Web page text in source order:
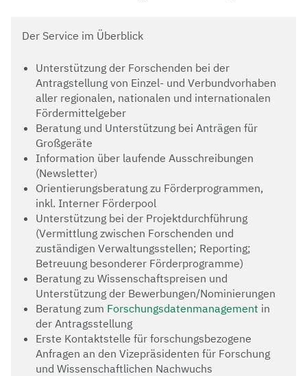
Der Service im Überblick
Unterstützung der Forschenden bei der
Antragstellung von Einzel- und Verbundvorhaben
aller regionalen, nationalen und internationalen
Fördermittelgeber
Beratung und Unterstützung bei Anträgen für
Großgeräte
Information über laufende Ausschreibungen
(Newsletter)
Orientierungsberatung zu Förderprogrammen,
inkl. Interner Förderpool
Unterstützung bei der Projektdurchführung
(Vermittlung zwischen Forschenden und
zuständigen Verwaltungsstellen; Reporting;
Betreuung besonderer Förderprogramme)
Beratung zu Wissenschaftspreisen und
Unterstützung der Bewerbungen/Nominierungen
Beratung zum Forschungsdatenmanagement in
der Antragsstellung
Erste Kontaktstelle für forschungsbezogene
Anfragen an den Vizepräsidenten für Forschung
und Wissenschaftlichen Nachwuchs